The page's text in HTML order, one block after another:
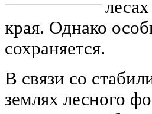
края. Однако
сохраняется.
В связи со
землях лесного